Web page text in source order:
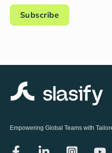
Empowering Global Teams with